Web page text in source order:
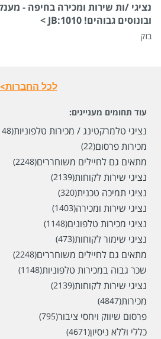
ובונוסים גבוהים! 1010:JB >
בזק
לכל החברות>
עוד תחומים מעניינים:
נציגי טלמרקטינג / מכירות טלפוניות(1148)
מכירות פרסום(22)
מתאים גם לחיילים משוחררים(2248)
נציגי שירות לקוחות(2139)
נציגי תמיכה טכנית(320)
נציגי שירות ומכירה(1403)
נציגי מכירות טלפונים(1148)
נציגי שימור לקוחות(473)
מתאים גם לחיילים משוחררים(2248)
שכר גבוה במכירות טלפוניות(1148)
נציגי שירות לקוחות(2139)
מכירות(4847)
פרסום שיווק ויחסי ציבור(795)
כללי וללא ניסיון(4671)